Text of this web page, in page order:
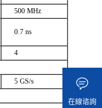
500 MHz
0.7 ns
4
5 GS/s
在線谘詢